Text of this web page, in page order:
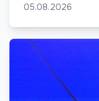
05.08.2026